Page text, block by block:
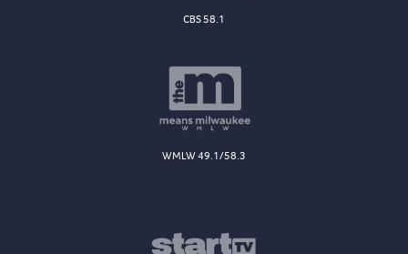
CBS 58.1
WMLW 49.1/58.3